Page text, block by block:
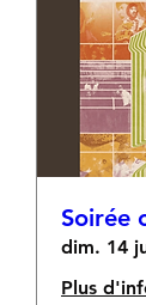
Soirée
dim. 14
Plus